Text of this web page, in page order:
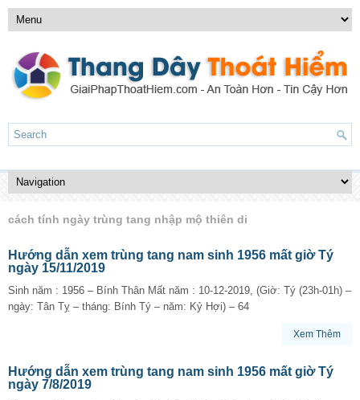
cách tính ngày trùng tang nhập mộ thiên di
Hướng dẫn xem trùng tang nam sinh 1956 mất giờ Tý
ngày 15/11/2019
Sinh năm : 1956 – Bính Thân Mất năm : 10-12-2019, (Giờ: Tý (23h-01h) –
ngày: Tân Tỵ – tháng: Bính Tý – năm: Kỷ Hợi) – 64
Xem Thêm
Hướng dẫn xem trùng tang nam sinh 1956 mất giờ Tý
ngày 7/8/2019